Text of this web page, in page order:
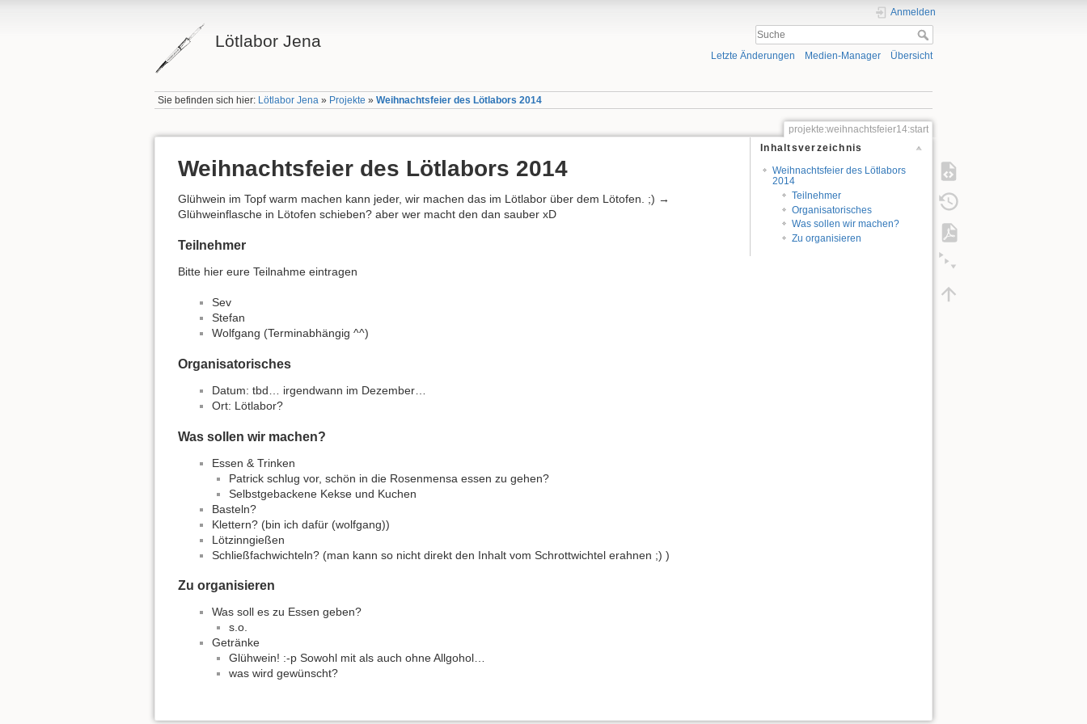
Lötlabor Jena
Anmelden
Letzte Änderungen Medien-Manager Übersicht
Sie befinden sich hier: Lötlabor Jena » Projekte »Weihnachtsfeier des Lötlabors 2014
projekte:weihnachtsfeier14:start
Inhaltsverzeichnis
Weihnachtsfeier des Lötlabors
2014
Teilnehmer
Organisatorisches
Was sollen wir machen?
Zu organisieren
Weihnachtsfeier des Lötlabors 2014
Glühwein im Topf warm machen kann jeder, wir machen das im Lötlabor über dem Lötofen. ;) →
Glühweinflasche in Lötofen schieben? aber wer macht den dan sauber xD
Teilnehmer
Bitte hier eure Teilnahme eintragen
Sev
Stefan
Wolfgang (Terminabhängig ^^)
Organisatorisches
Datum: tbd… irgendwann im Dezember…
Ort: Lötlabor?
Was sollen wir machen?
Essen & Trinken
Patrick schlug vor, schön in die Rosenmensa essen zu gehen?
Selbstgebackene Kekse und Kuchen
Basteln?
Klettern? (bin ich dafür (wolfgang))
Lötzinngießen
Schließfachwichteln? (man kann so nicht direkt den Inhalt vom Schrottwichtel erahnen ;) )
Zu organisieren
Was soll es zu Essen geben?
s.o.
Getränke
Glühwein! :-p Sowohl mit als auch ohne Allgohol…
was wird gewünscht?